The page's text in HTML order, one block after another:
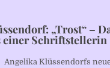
„Trost“ –
einer Schriftstellerin
Angelika Klüssendorfs